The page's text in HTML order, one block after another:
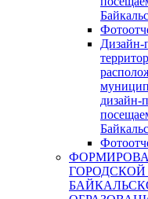
Дизайн-
дизайн-
Байкальс
ГОРОДСКОЙ